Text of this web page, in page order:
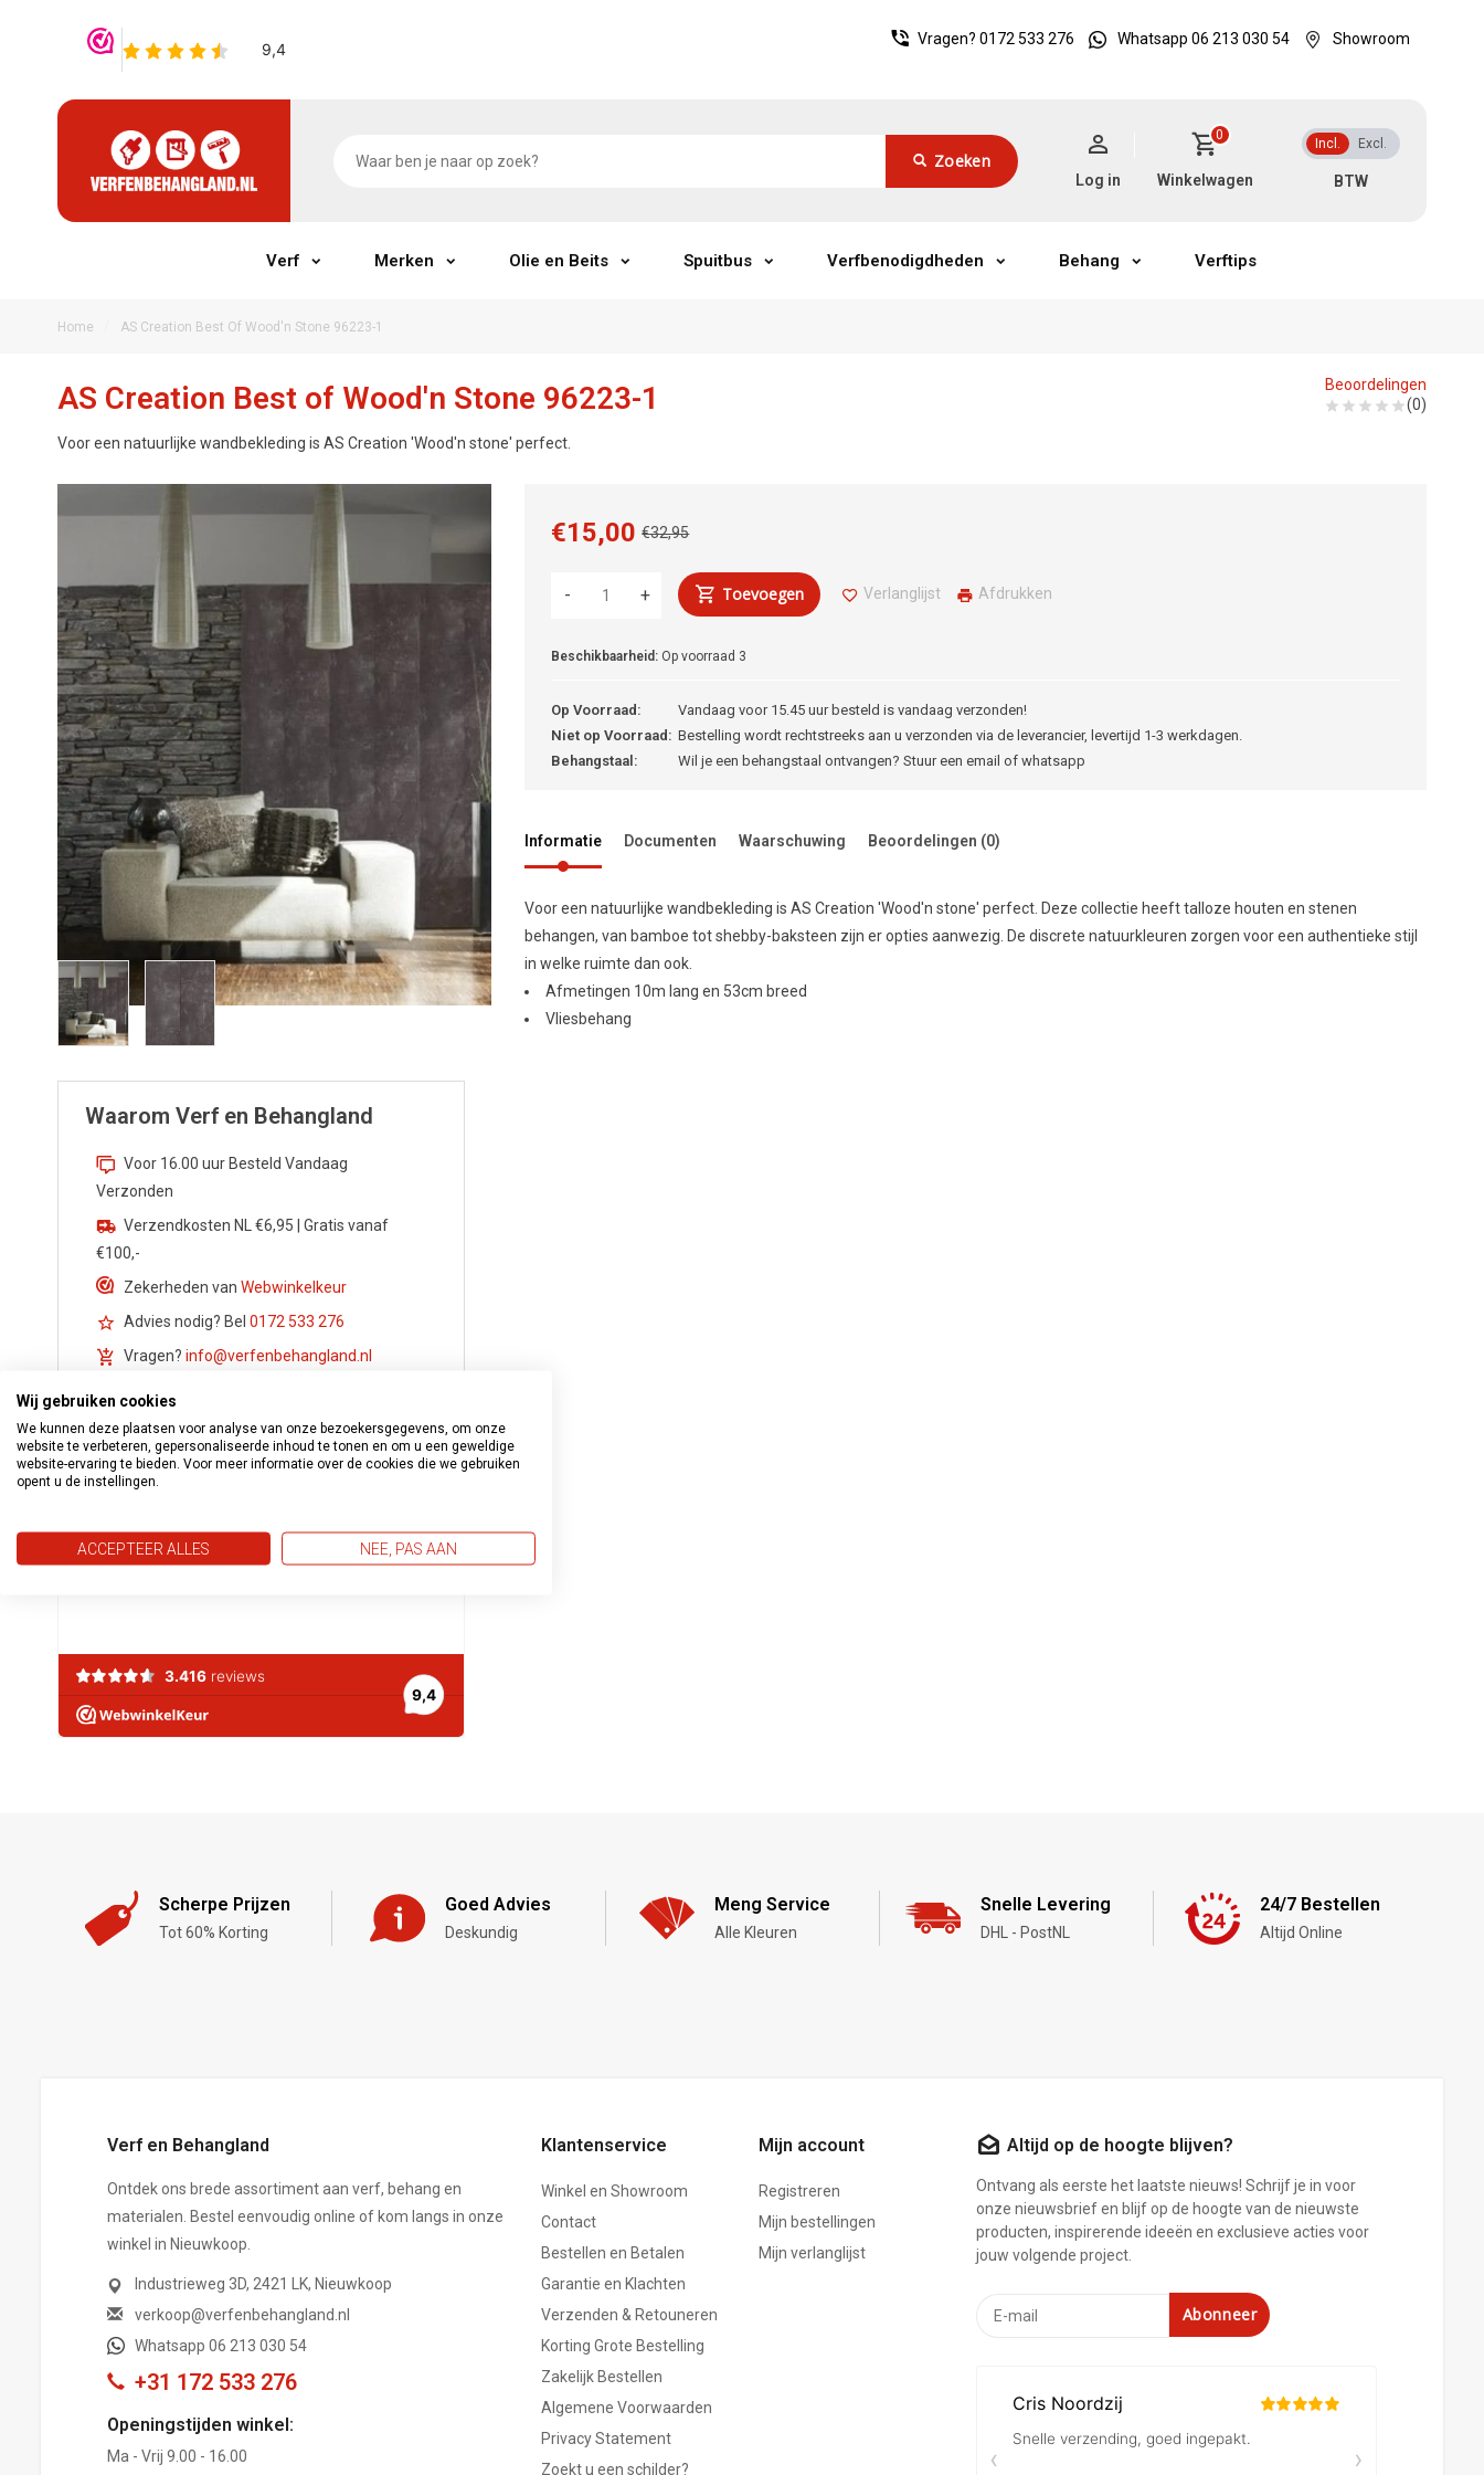
Vragen? 0172 533 276 Whatsapp 06 213 030 54 Showroom
Zoeken
Incl. Excl.
0
Winkelwagen
Log in
Verf Merken Olie en Beits Spuitbus Verfbenodigdheden Behang Verftips
Home AS Creation Best Of Wood'n Stone 96223-1
AS Creation Best of Wood'n Stone 96223-1
Voor een natuurlijke wandbekleding is AS Creation 'Wood'n stone' perfect.
Beoordelingen
(0)
Waarom Verf en Behangland
Voor 16.00 uur Besteld Vandaag
Verzonden
Verzendkosten NL €6,95 | Gratis vanaf
€100,-
Zekerheden van Webwinkelkeur
Advies nodig? Bel 0172 533 276
Vragen? info@verfenbehangland.nl
Whatsapp
€32,95
€15,00
+
- Toevoegen Verlanglijst Afdrukken
Beschikbaarheid: Op voorraad 3
Op Voorraad:
Vandaag voor 15.45 uur besteld is vandaag verzonden!
Niet op Voorraad: Bestelling wordt rechtstreeks aan u verzonden via de leverancier, levertijd 1-3 werkdagen.
Behangstaal:
Wil je een behangstaal ontvangen? Stuur een email of whatsapp
Informatie Documenten Waarschuwing Beoordelingen (0)
Voor een natuurlijke wandbekleding is AS Creation 'Wood'n stone' perfect. Deze collectie heeft talloze houten en stenen
behangen, van bamboe tot shebby-baksteen zijn er opties aanwezig. De discrete natuurkleuren zorgen voor een authentieke stijl
in welke ruimte dan ook.
Afmetingen 10m lang en 53cm breed
Vliesbehang
Scherpe Prijzen
Tot 60% Korting
Goed Advies
Deskundig
Meng Service
Alle Kleuren
Snelle Levering
DHL - PostNL
24/7 Bestellen
Altijd Online
Verf en Behangland
Ontdek ons brede assortiment aan verf, behang en
materialen. Bestel eenvoudig online of kom langs in onze
winkel in Nieuwkoop.
Industrieweg 3D, 2421 LK, Nieuwkoop
verkoop@verfenbehangland.nl
Whatsapp 06 213 030 54
+31 172 533 276
Openingstijden winkel:
Ma - Vrij 9.00 - 16.00
Klantenservice
Winkel en Showroom
Contact
Bestellen en Betalen
Garantie en Klachten
Verzenden & Retouneren
Korting Grote Bestelling
Zakelijk Bestellen
Algemene Voorwaarden
Privacy Statement
Zoekt u een schilder?
Mijn account
Registreren
Mijn bestellingen
Mijn verlanglijst
Altijd op de hoogte blijven?
Ontvang als eerste het laatste nieuws! Schrijf je in voor
onze nieuwsbrief en blijf op de hoogte van de nieuwste
producten, inspirerende ideeën en exclusieve acties voor
jouw volgende project.
Abonneer
Wij gebruiken cookies
We kunnen deze plaatsen voor analyse van onze bezoekersgegevens, om onze
website te verbeteren, gepersonaliseerde inhoud te tonen en om u een geweldige
website-ervaring te bieden. Voor meer informatie over de cookies die we gebruiken
opent u de instellingen.
ACCEPTEER ALLES NEE, PAS AAN